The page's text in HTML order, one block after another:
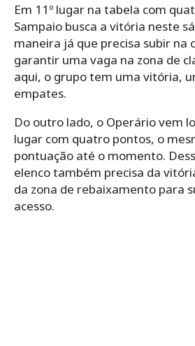
Em 11º lugar na tabela com
Sampaio busca a vitória neste
maneira já que precisa subir na
garantir uma vaga na zona de
aqui, o grupo tem uma vitória,
empates.
Do outro lado, o Operário vem
lugar com quatro pontos, o
pontuação até o momento.
elenco também precisa da
da zona de rebaixamento para
acesso.